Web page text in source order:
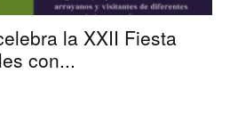
la XXII Fiesta
con...